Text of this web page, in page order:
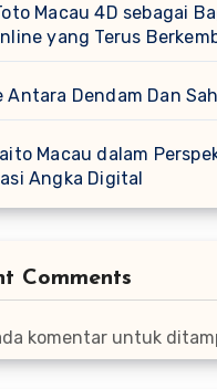
Macau 4D sebagai
yang Terus
Antara Dendam Dan
Macau dalam
Angka Digital
Comments
komentar untuk